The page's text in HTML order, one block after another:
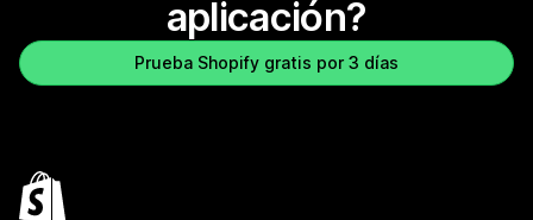
aplicación?
Prueba Shopify gratis por 3 días